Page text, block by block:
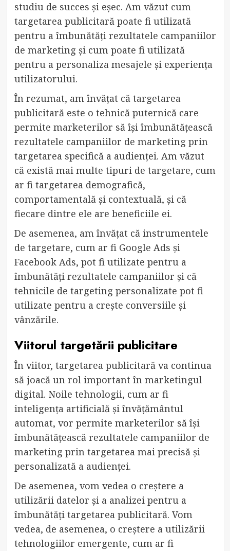
studiu de succes și eșec. Am văzut cum
targetarea publicitară poate fi utilizată
pentru a îmbunătăți rezultatele campaniilor
de marketing și cum poate fi utilizată
pentru a personaliza mesajele și experiența
utilizatorului.
În rezumat, am învățat că targetarea
publicitară este o tehnică puternică care
permite marketerilor să își îmbunătățească
rezultatele campaniilor de marketing prin
targetarea specifică a audienței. Am văzut
că există mai multe tipuri de targetare, cum
ar fi targetarea demografică,
comportamentală și contextuală, și că
fiecare dintre ele are beneficiile ei.
De asemenea, am învățat că instrumentele
de targetare, cum ar fi Google Ads și
Facebook Ads, pot fi utilizate pentru a
îmbunătăți rezultatele campaniilor și că
tehnicile de targeting personalizate pot fi
utilizate pentru a crește conversiile și
vânzările.
Viitorul targetării publicitare
În viitor, targetarea publicitară va continua
să joacă un rol important în marketingul
digital. Noile tehnologii, cum ar fi
inteligența artificială și învățământul
automat, vor permite marketerilor să își
îmbunătățească rezultatele campaniilor de
marketing prin targetarea mai precisă și
personalizată a audienței.
De asemenea, vom vedea o creștere a
utilizării datelor și a analizei pentru a
îmbunătăți targetarea publicitară. Vom
vedea, de asemenea, o creștere a utilizării
tehnologiilor emergente, cum ar fi